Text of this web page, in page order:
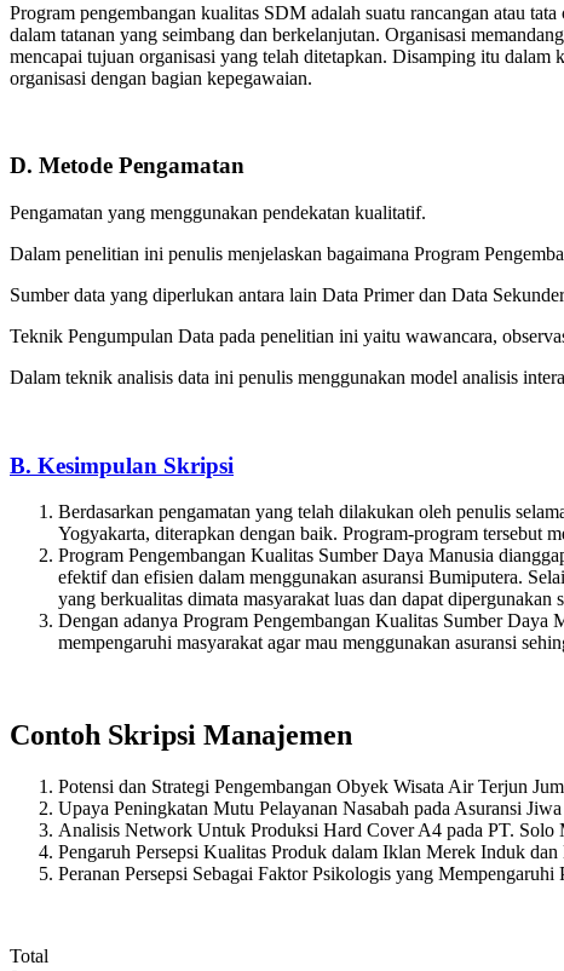
Program pengembangan kualitas SDM adalah suatu rancangan atau
dalam tatanan yang seimbang dan berkelanjutan. Organisasi
mencapai tujuan organisasi yang telah ditetapkan. Disamping itu
organisasi dengan bagian kepegawaian.
D. Metode Pengamatan
Pengamatan yang menggunakan pendekatan kualitatif.
Dalam penelitian ini penulis menjelaskan bagaimana Program
Sumber data yang diperlukan antara lain Data Primer dan Data
Teknik Pengumpulan Data pada penelitian ini yaitu wawancara,
Dalam teknik analisis data ini penulis menggunakan model analisis
B. Kesimpulan Skripsi
Berdasarkan pengamatan yang telah dilakukan oleh penulis
Yogyakarta, diterapkan dengan baik. Program-program tersebut
Program Pengembangan Kualitas Sumber Daya Manusia
efektif dan efisien dalam menggunakan asuransi Bumiputera.
yang berkualitas dimata masyarakat luas dan dapat
Dengan adanya Program Pengembangan Kualitas Sumber
mempengaruhi masyarakat agar mau menggunakan asuransi
Contoh Skripsi Manajemen
Potensi dan Strategi Pengembangan Obyek Wisata Air Terjun
Upaya Peningkatan Mutu Pelayanan Nasabah pada Asuransi
Analisis Network Untuk Produksi Hard Cover A4 pada PT. Solo
Pengaruh Persepsi Kualitas Produk dalam Iklan Merek Induk dan
Peranan Persepsi Sebagai Faktor Psikologis yang Mempengaruhi
Total